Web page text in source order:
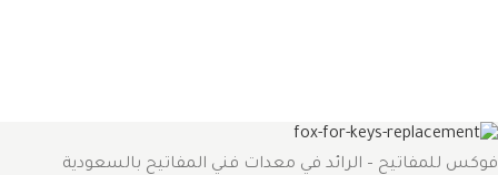
فوكس للمفاتيح – الرائد في معدات فني المفاتيح بالسعودية